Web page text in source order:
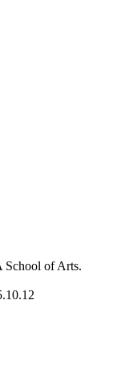
of Arts.